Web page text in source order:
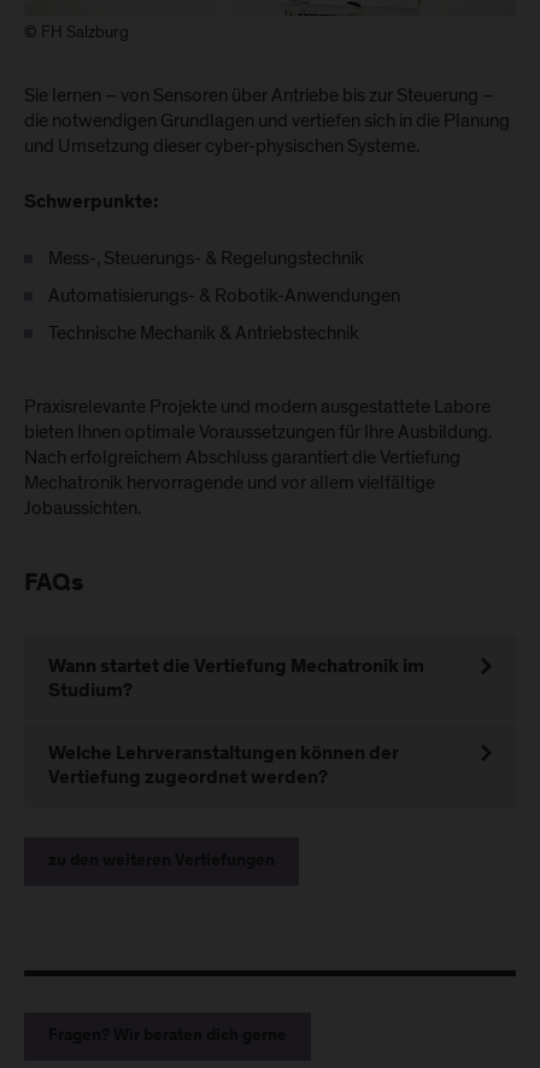
© FH Salzburg
Sie lernen – von Sensoren über Antriebe bis zur Steuerung –
die notwendigen Grundlagen und vertiefen sich in die Planung
und Umsetzung dieser cyber-physischen Systeme.
Schwerpunkte:
Mess-, Steuerungs- & Regelungstechnik
Automatisierungs- & Robotik-Anwendungen
Technische Mechanik & Antriebstechnik
Praxisrelevante Projekte und modern ausgestattete Labore
bieten Ihnen optimale Voraussetzungen für Ihre Ausbildung.
Nach erfolgreichem Abschluss garantiert die Vertiefung
Mechatronik hervorragende und vor allem vielfältige
Jobaussichten.
FAQs
Wann startet die Vertiefung Mechatronik im
Studium?
Welche Lehrveranstaltungen können der
Vertiefung zugeordnet werden?